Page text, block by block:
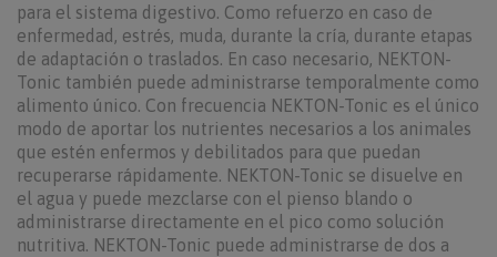
para el sistema digestivo. Como refuerzo en caso de
enfermedad, estrés, muda, durante la cría, durante etapas
de adaptación o traslados. En caso necesario, NEKTON-
Tonic también puede administrarse temporalmente como
alimento único. Con frecuencia NEKTON-Tonic es el único
modo de aportar los nutrientes necesarios a los animales
que estén enfermos y debilitados para que puedan
recuperarse rápidamente. NEKTON-Tonic se disuelve en
el agua y puede mezclarse con el pienso blando o
administrarse directamente en el pico como solución
nutritiva. NEKTON-Tonic puede administrarse de dos a